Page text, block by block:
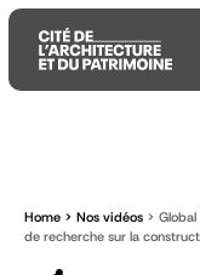
contenu
principal
menu
principal
recherche
Home Nos vidéos
de recherche sur la